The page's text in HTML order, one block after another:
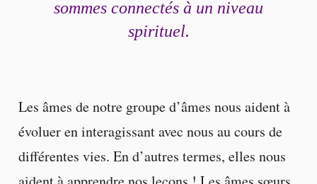
sommes connectés à un niveau
spirituel.
Les âmes de notre groupe d’âmes nous aident à
évoluer en interagissant avec nous au cours de
différentes vies. En d’autres termes, elles nous